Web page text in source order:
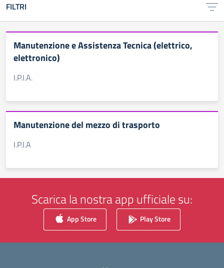
FILTRI
Manutenzione e Assistenza Tecnica (elettrico,
elettronico)
I.P.I.A.
Manutenzione del mezzo di trasporto
I.P.I.A
Scarica la nostra app ufficiale su:
App Store Play Store